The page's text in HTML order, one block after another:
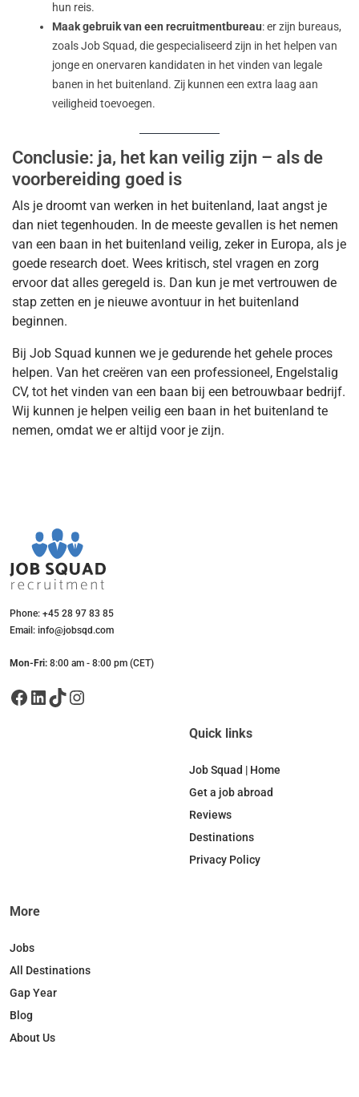
hun reis.
Maak gebruik van een recruitmentbureau: er zijn bureaus,
zoals Job Squad, die gespecialiseerd zijn in het helpen van
jonge en onervaren kandidaten in het vinden van legale
banen in het buitenland. Zij kunnen een extra laag aan
veiligheid toevoegen.
Conclusie: ja, het kan veilig zijn – als de
voorbereiding goed is
Als je droomt van werken in het buitenland, laat angst je
dan niet tegenhouden. In de meeste gevallen is het nemen
van een baan in het buitenland veilig, zeker in Europa, als je
goede research doet. Wees kritisch, stel vragen en zorg
ervoor dat alles geregeld is. Dan kun je met vertrouwen de
stap zetten en je nieuwe avontuur in het buitenland
beginnen.
Bij Job Squad kunnen we je gedurende het gehele proces
helpen. Van het creëren van een professioneel, Engelstalig
CV, tot het vinden van een baan bij een betrouwbaar bedrijf.
Wij kunnen je helpen veilig een baan in het buitenland te
nemen, omdat we er altijd voor je zijn.
Phone: +45 28 97 83 85
Email: info@jobsqd.com
Mon-Fri: 8:00 am - 8:00 pm (CET)
Facebook LinkedIn TikTok Instagram
Quick links
Job Squad | Home
Get a job abroad
Reviews
Destinations
Privacy Policy
More
Jobs
All Destinations
Gap Year
Blog
About Us